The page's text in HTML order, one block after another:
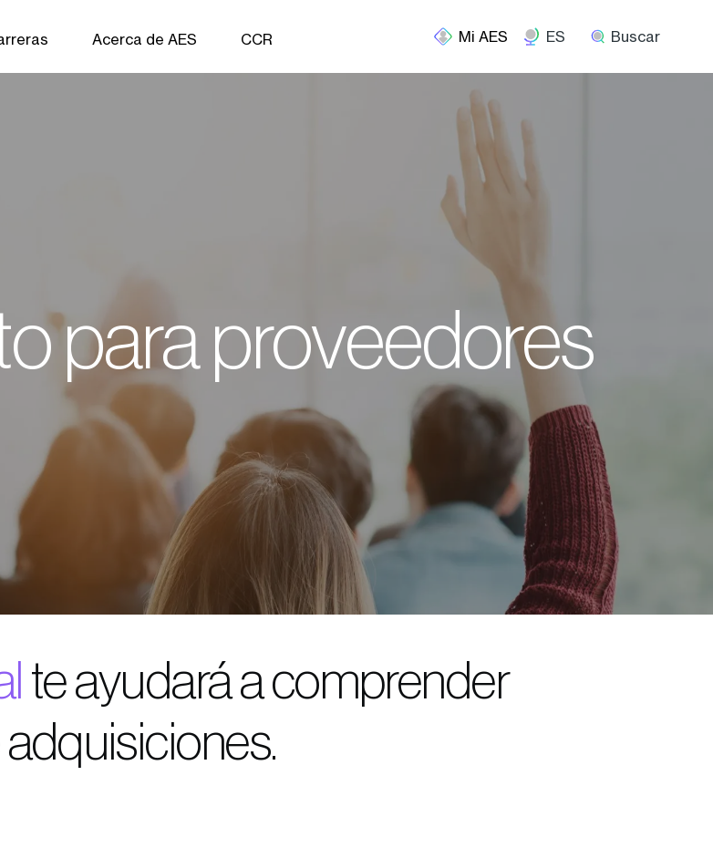
Acerca de AES CCR ES Buscar
para proveedores
te ayudará a comprender